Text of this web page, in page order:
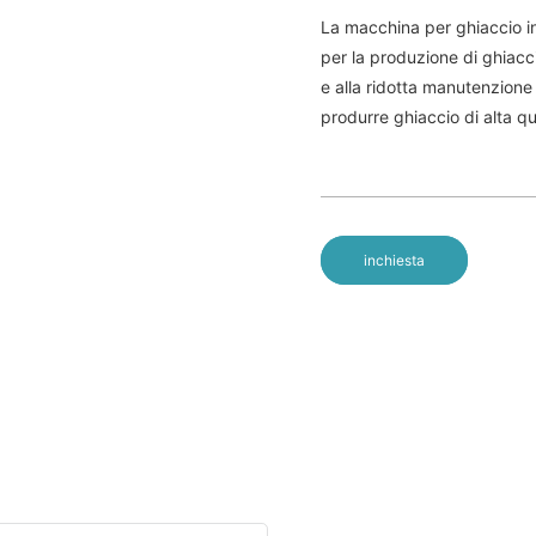
La macchina per ghiaccio
per la produzione di
e alla ridotta
produrre ghiaccio di alta
inchiesta